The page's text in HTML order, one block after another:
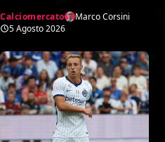
lista di Petrachi
Calciomercato
Marco Corsini
5 Agosto 2026